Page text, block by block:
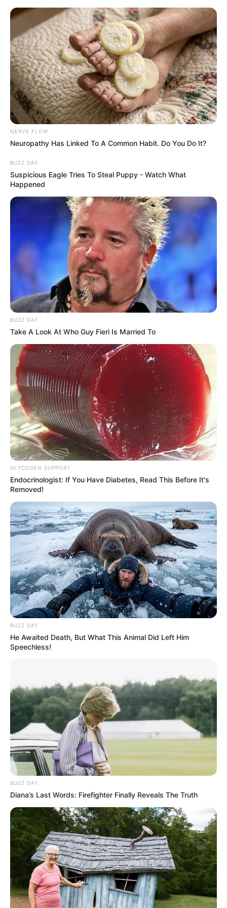
| live
NEWS SPORTS MATRIMONY ENTERTAINMENT
Home News Kerala
കെ.ടി. ജലീലിന്റെ ചിത്രം
ആടിന്റെ കഴുത്തിൽ
കെട്ടിത്തൂക്കി നഗരമധ്യത്തിൽ
വെച്ച് തലയറുത്ത് പ്രദര്‍ശിപ്പിച്ച്
വിജയാഹ്ളാദം; മുസ്ലീം ലീഗ്
പ്രവര്‍ത്തകര്‍ക്കെതിരെ കേസ്
ജനം വെബ്‌ഡെസ്ക് May 6, 2026, 08:20 pm IST
മലപ്പുറം:തവനൂർ മണ്ഡലത്തിൽ മുസ്ലിം ലീഗ്
സ്ഥാനാർത്ഥി വി.എസ്. ജോയിയുടെ വിജയത്തിന്
പിന്നാലെ മുസ്ലിം ലീഗ് – എസ്.ഡി.പി.ഐ
പ്രവർത്തകർ നടത്തിയ ആഹ്ളാദപ്രകടനത്തിൽ
പൊലീസ് കേസ്. വി.എസ്. ജോയിയുടെ എതിർ
സ്ഥാനാർത്ഥിയായ കെ.ടി. ജലീലിന്റെ ചിത്രം ആടിന്റെ
കഴുത്തിൽ കെട്ടിത്തൂക്കി നഗരമധ്യത്തിൽ വെച്ച്
തലയറുത്താണ് ലീഗ് പ്രവർത്തകർ വിജയം
ആഘോഷിച്ചത്. രക്തം ഒലിക്കുന്ന ആടിന്റെ
തലയുമായി പരസ്യമായി റോഡിൽ പ്രകടനം
നടത്തുന്ന ദൃശ്യങ്ങൾ സോഷ്യൽ മീഡിയയിൽ
പ്രചരിച്ചതോടെ വലിയ രീതിയിലുള്ള പ്രതിഷേധമാണ്
ഉയർന്നത്.
ഇതോടെ തെരഞ്ഞെടുപ്പ് വിജയാഹ്ലാദത്തിന്റെ
NERVE FLOW
Neuropathy Has Linked To A Common Habit. Do You Do It?
BUZZ DAY
Suspicious Eagle Tries To Steal Puppy - Watch What
Happened
BUZZ DAY
Take A Look At Who Guy Fieri Is Married To
GLYCOGEN SUPPORT
Endocrinologist: If You Have Diabetes, Read This Before It's
Removed!
BUZZ DAY
He Awaited Death, But What This Animal Did Left Him
Speechless!
BUZZ DAY
Diana’s Last Words: Firefighter Finally Reveals The Truth